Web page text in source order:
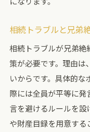
相続トラブルと兄弟
相続トラブルが兄弟
策が必要です。理由は
いからです。具体的
際には全員が平等に
言を避けるルールを設
や財産目録を用意す